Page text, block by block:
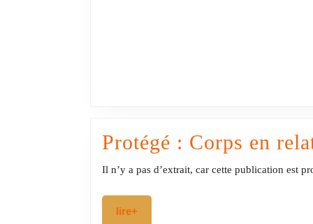
Protégé : Corps en
Il n’y a pas d’extrait, car cette publication est
lire+